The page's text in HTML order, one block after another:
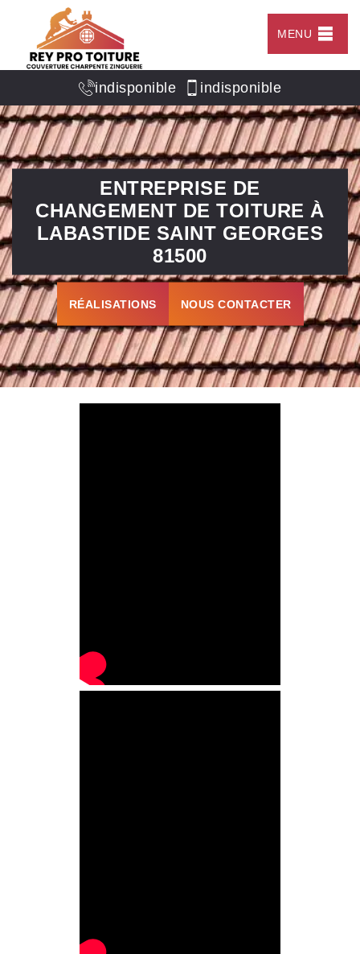
MENU
indisponible indisponible
ENTREPRISE DE
CHANGEMENT DE TOITURE À
LABASTIDE SAINT GEORGES
81500
RÉALISATIONS NOUS CONTACTER